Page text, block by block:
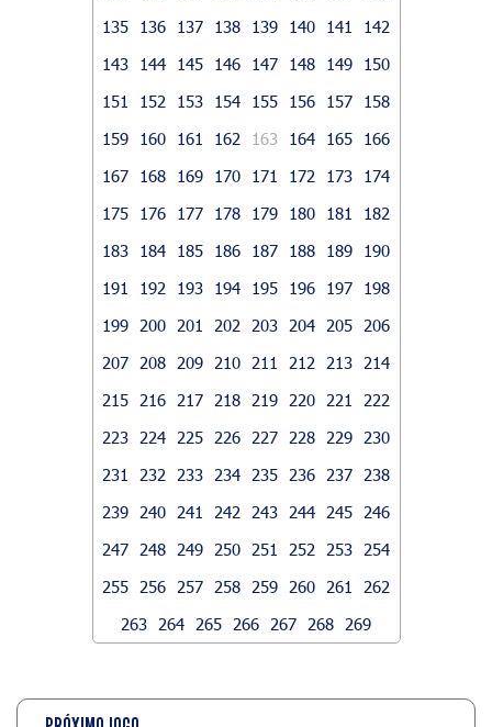
135
136 137 138 139 140 141
142
143
144 145 146 147 148 149
150
151
152 153 154 155 156 157
158
159
160 161 162 163 164 165
166
167
168 169 170 171 172 173
174
175
176 177 178 179 180 181
182
183
184 185 186 187 188 189
190
191
192 193 194 195 196 197
198
199
200 201 202 203 204 205
206
207
208 209 210 211 212 213
214
215
216 217 218 219 220 221
222
223
224 225 226 227 228 229
230
231
232 233 234 235 236 237
238
239
240 241 242 243 244 245
246
247
248 249 250 251 252 253
254
255
256 257 258 259 260 261
262
263
264 265 266 267 268 269